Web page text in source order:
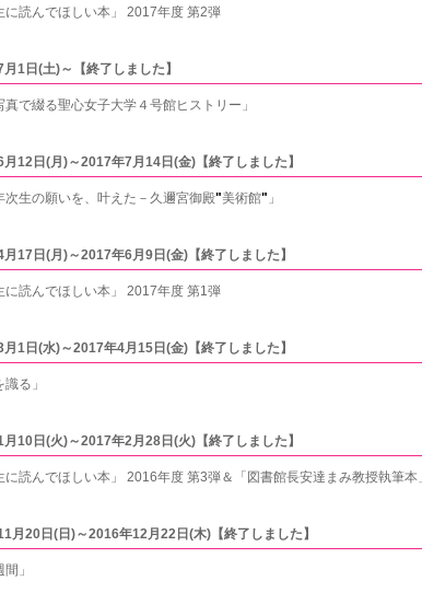
に読んでほしい本」 2017年度 第2弾
1日(土)～【終了しました】
真で綴る聖心女子大学４号館ヒストリー」
12日(月)～2017年7月14日(金)【終了しました】
次生の願いを、叶えた－久邇宮御殿"美術館" 」
17日(月)～2017年6月9日(金)【終了しました】
に読んでほしい本」 2017年度 第1弾
1日(水)～2017年4月15日(金)【終了しました】
識る」
10日(火)～2017年2月28日(火)【終了しました】
に読んでほしい本」 2016年度 第3弾＆「図書館長安達まみ教授執筆本」
月20日(日)～2016年12月22日(木)【終了しました】
間」